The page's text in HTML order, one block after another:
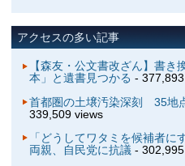
アクセスの多い記事
【森友・公文書改ざん】書
本」と遺書見つかる -
首都圏の土壌汚染深刻 35地
339,509 views
「どうしてワタミを候補者
両親、自民党に抗議 -